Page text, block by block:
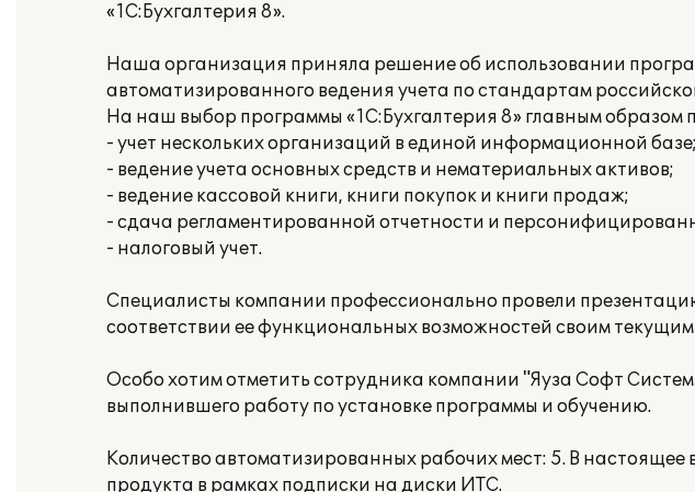
«1С:Бухгалтерия 8».
Наша организация приняла решение об использовании
автоматизированного ведения учета по стандартам
На наш выбор программы «1С:Бухгалтерия 8» главным
- учет нескольких организаций в единой информационной базе;
- ведение учета основных средств и нематериальных активов;
- ведение кассовой книги, книги покупок и книги продаж;
- сдача регламентированной отчетности и
- налоговый учет.
Специалисты компании профессионально провели
соответствии ее функциональных возможностей своим
Особо хотим отметить сотрудника компании "Яуза Софт
выполнившего работу по установке программы и обучению.
Количество автоматизированных рабочих мест: 5. В
продукта в рамках подписки на диски ИТС.